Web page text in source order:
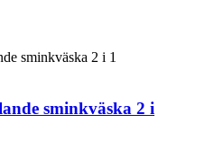
sminkväska 2 i